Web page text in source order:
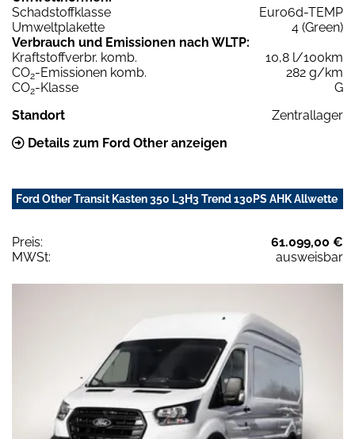
Schadstoffklasse
Euro6d-TEMP
Umweltplakette
4 (Green)
Verbrauch und Emissionen nach WLTP:
Kraftstoffverbr. komb.
10,8 l/100km
CO2-Emissionen komb.
282 g/km
CO2-Klasse
G
Standort
Zentrallager
Details zum Ford Other anzeigen
Ford Other Transit Kasten 350 L3H3 Trend 130PS AHK Allwette
Preis:
61.099,00 €
MWSt:
ausweisbar